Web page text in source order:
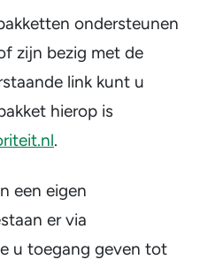
ondersteunen
zijn bezig met de
link kunt u
hierop is
.
een eigen
er via
u toegang geven tot